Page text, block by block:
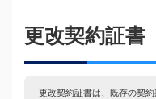
更改契約証書
更改契約証書は、既存の契